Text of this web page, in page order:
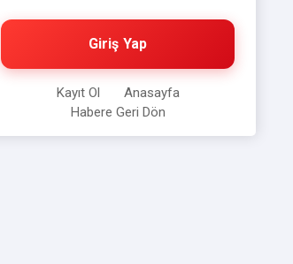
Giriş Yap
Kayıt Ol
Anasayfa
Habere Geri Dön